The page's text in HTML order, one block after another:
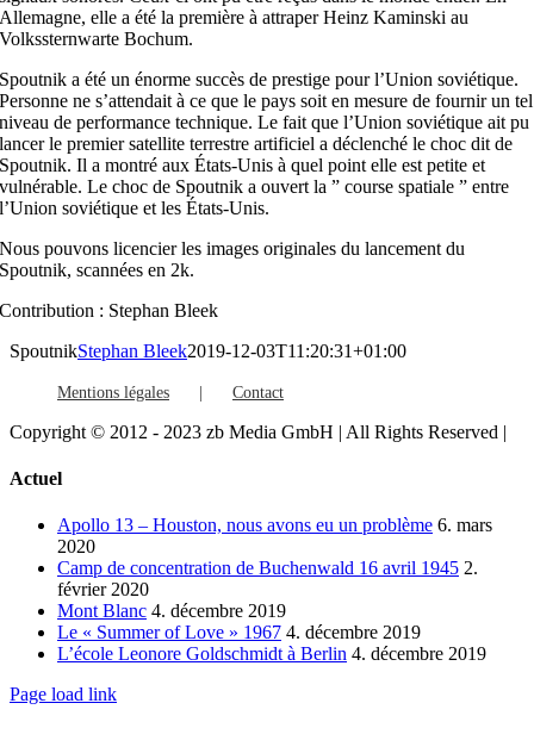
Allemagne, elle a été la première à attraper Heinz Kaminski au
Volkssternwarte Bochum.
Spoutnik a été un énorme succès de prestige pour l’Union soviétique.
Personne ne s’attendait à ce que le pays soit en mesure de fournir un tel
niveau de performance technique. Le fait que l’Union soviétique ait pu
lancer le premier satellite terrestre artificiel a déclenché le choc dit de
Spoutnik. Il a montré aux États-Unis à quel point elle est petite et
vulnérable. Le choc de Spoutnik a ouvert la ” course spatiale ” entre
l’Union soviétique et les États-Unis.
Nous pouvons licencier les images originales du lancement du
Spoutnik, scannées en 2k.
Contribution : Stephan Bleek
SpoutnikStephan Bleek2019-12-03T11:20:31+01:00
Mentions légales Contact
Copyright © 2012 - 2023 zb Media GmbH | All Rights Reserved |
Toggle
Actuel
Apollo 13 – Houston, nous avons eu un problème 6. mars
2020
Camp de concentration de Buchenwald 16 avril 1945 2.
février 2020
Mont Blanc 4. décembre 2019
Le « Summer of Love » 1967 4. décembre 2019
L’école Leonore Goldschmidt à Berlin 4. décembre 2019
Page load link